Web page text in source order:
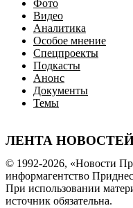
Фото
Видео
Аналитика
Особое мнение
Спецпроекты
Подкасты
Анонс
Документы
Темы
ЛЕНТА
© 1992-2026, «Новости
информагентство
При использовании
источник обязательна.